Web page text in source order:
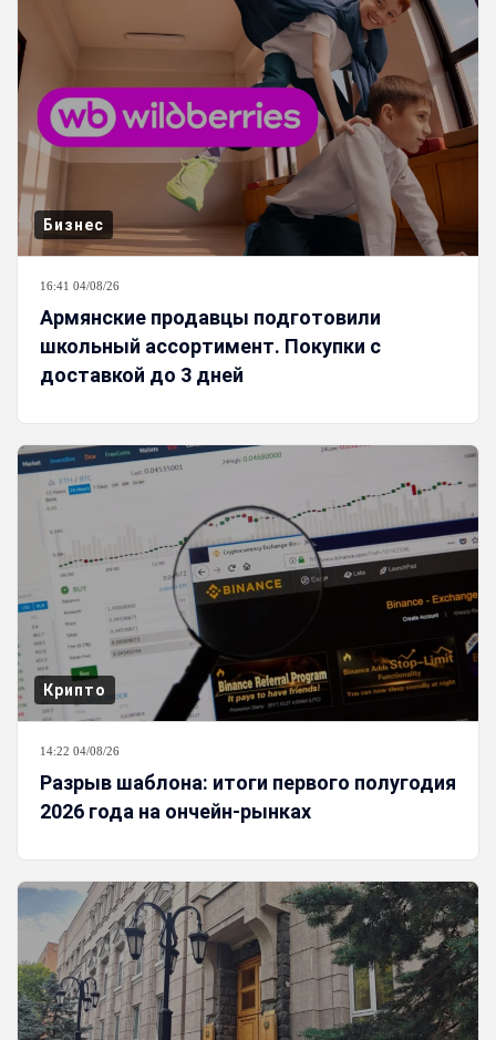
Бизнес
16:41 04/08/26
Армянские продавцы подготовили
школьный ассортимент. Покупки с
доставкой до 3 дней
Крипто
14:22 04/08/26
Разрыв шаблона: итоги первого полугодия
2026 года на ончейн-рынках